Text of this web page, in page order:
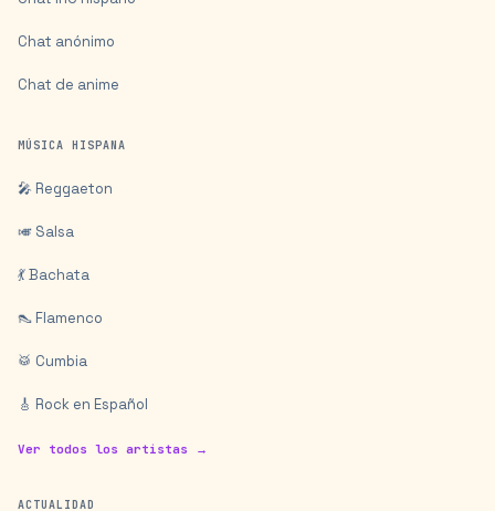
Chat anónimo
Chat de anime
MÚSICA HISPANA
🎤 Reggaeton
🎺 Salsa
💃 Bachata
👠 Flamenco
🥁 Cumbia
🎸 Rock en Español
Ver todos los artistas →
ACTUALIDAD